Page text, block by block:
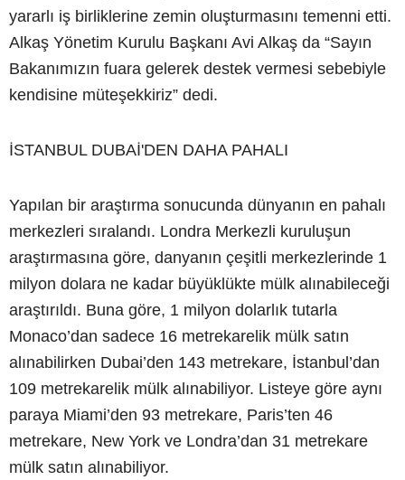
yararlı iş birliklerine zemin oluşturmasını temenni etti.
Alkaş Yönetim Kurulu Başkanı Avi Alkaş da “Sayın
Bakanımızın fuara gelerek destek vermesi sebebiyle
kendisine müteşekkiriz” dedi.
İSTANBUL DUBAİ'DEN DAHA PAHALI
Yapılan bir araştırma sonucunda dünyanın en pahalı
merkezleri sıralandı. Londra Merkezli kuruluşun
araştırmasına göre, danyanın çeşitli merkezlerinde 1
milyon dolara ne kadar büyüklükte mülk alınabileceği
araştırıldı. Buna göre, 1 milyon dolarlık tutarla
Monaco’dan sadece 16 metrekarelik mülk satın
alınabilirken Dubai’den 143 metrekare, İstanbul’dan
109 metrekarelik mülk alınabiliyor. Listeye göre aynı
paraya Miami’den 93 metrekare, Paris’ten 46
metrekare, New York ve Londra’dan 31 metrekare
mülk satın alınabiliyor.